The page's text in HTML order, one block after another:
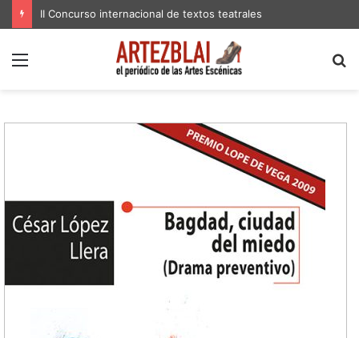
II Concurso internacional de textos teatrales
Menú